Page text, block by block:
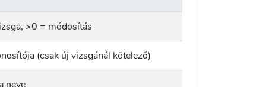
>0 = módosítás
(csak új vizsgánál kötelező)